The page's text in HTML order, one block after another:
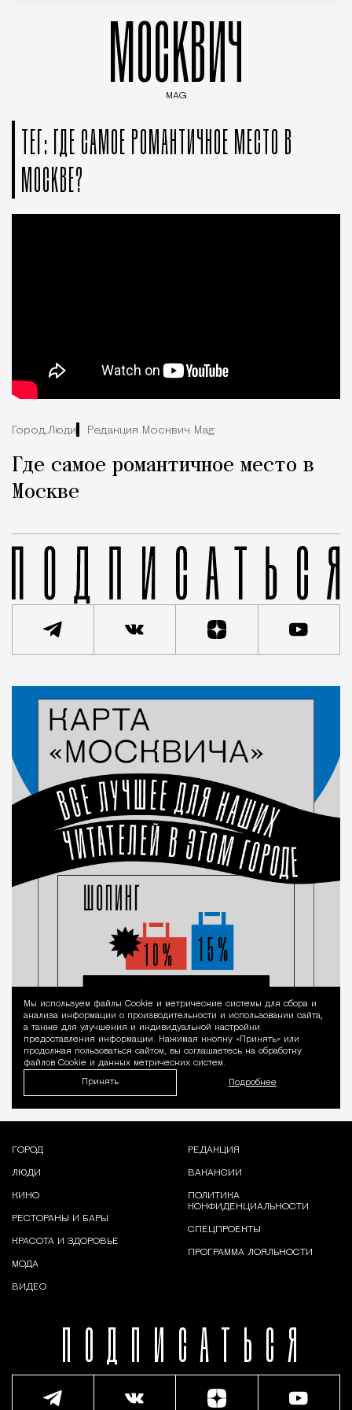
МОСКВИЧ
MAG
ТЕГ: ГДЕ САМОЕ РОМАНТИЧНОЕ МЕСТО В
МОСКВЕ?
Город,Люди Редакция Москвич Mag
Где самое романтичное место в
Москве
Уведомление
Мы используем файлы Сookie и метрические системы для сбора и
анализа информации о производительности и использовании сайта,
а также для улучшения и индивидуальной настройки
предоставления информации. Нажимая кнопку «Принять» или
продолжая пользоваться сайтом, вы соглашаетесь на обработку
файлов Cookie и данных метрических систем.
Принять Подробнее
ПОДПИСАТЬСЯ
ГОРОД
ЛЮДИ
КИНО
РЕСТОРАНЫ И БАРЫ
КРАСОТА И ЗДОРОВЬЕ
МОДА
ВИДЕО
РЕДАКЦИЯ
ВАКАНСИИ
ПОЛИТИКА
КОНФИДЕНЦИАЛЬНОСТИ
СПЕЦПРОЕКТЫ
ПРОГРАММА ЛОЯЛЬНОСТИ